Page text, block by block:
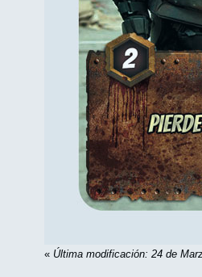
« Última modificación: 24 de